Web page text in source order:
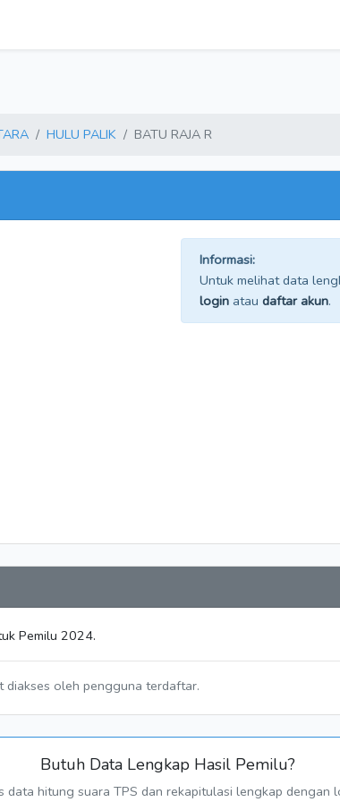
HULU PALIK BATU RAJA R
Informasi:
Untuk melihat data
login atau daftar akun.
Pemilu 2024.
diakses oleh pengguna terdaftar.
Butuh Data Lengkap Hasil Pemilu?
data hitung suara TPS dan rekapitulasi lengkap dengan